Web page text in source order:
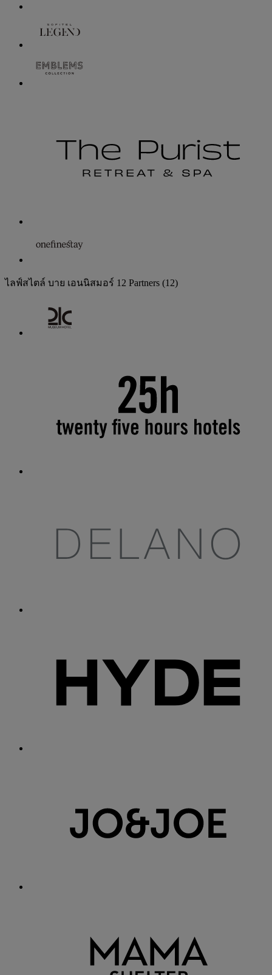
ไลฟ์สไตล์ บาย เอนนิสมอร์ 12 Partners (12)